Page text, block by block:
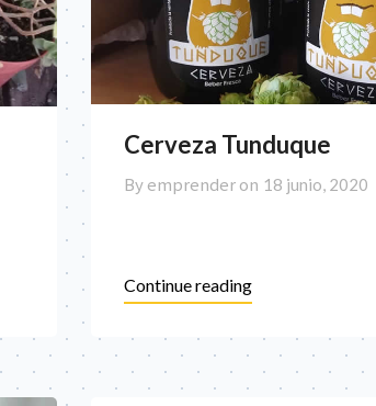
Cerveza Tunduque
By emprender on 18 junio, 2020
Continue reading